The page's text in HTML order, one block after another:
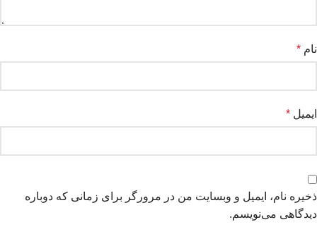
نام *
ایمیل *
ذخیره نام، ایمیل و وبسایت من در مرورگر برای زمانی که دوباره
دیدگاهی می‌نویسم.